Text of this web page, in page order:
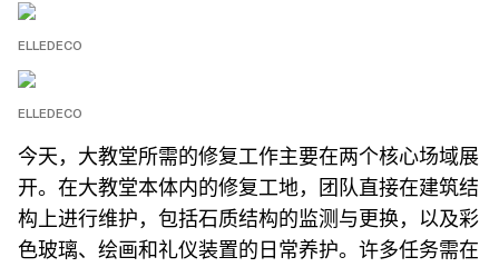
ELLEDECO
ELLEDECO
今天，大教堂所需的修复工作主要在两个核心场域展
开。在大教堂本体内的修复工地，团队直接在建筑结
构上进行维护，包括石质结构的监测与更换，以及彩
色玻璃、绘画和礼仪装置的日常养护。许多任务需在